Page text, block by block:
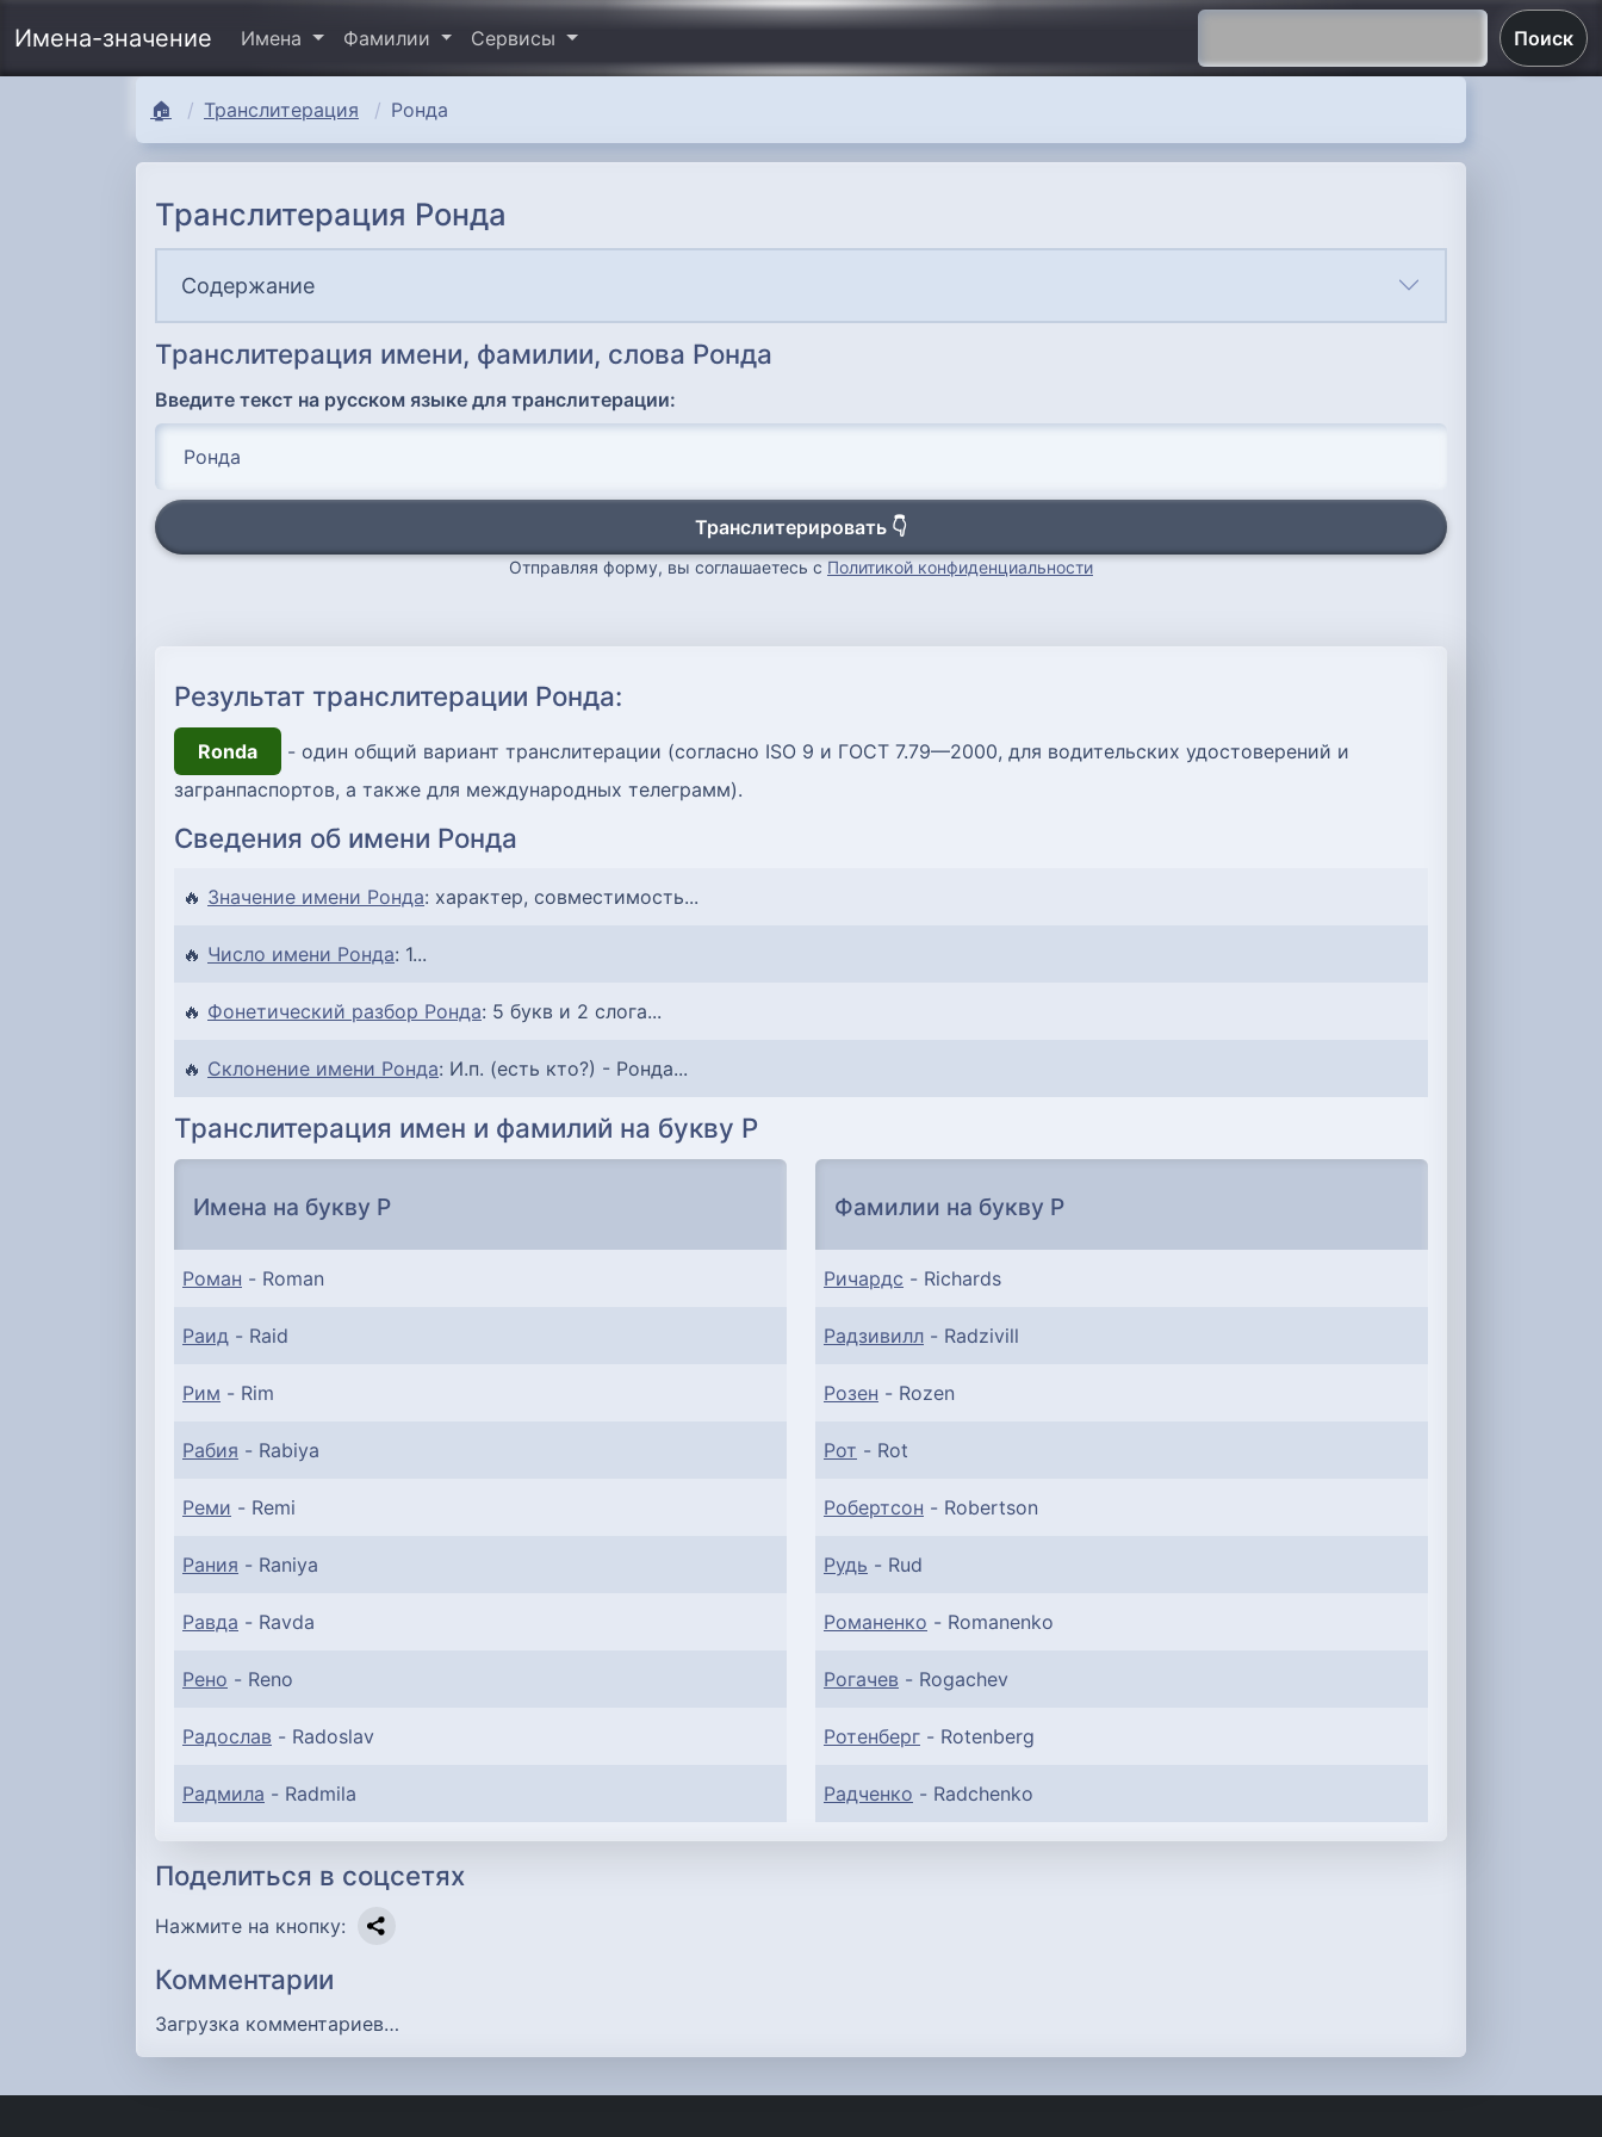
Имена-значение Имена Фамилии Сервисы Поиск
🏠 Транслитерация Ронда
Транслитерация Ронда
Содержание
Транслитерация имени, фамилии, слова Ронда
Введите текст на русском языке для транслитерации:
Транслитерировать 👇
Отправляя форму, вы соглашаетесь с Политикой конфиденциальности
Результат транслитерации Ронда:
Ronda
- один общий вариант транслитерации (согласно ISO 9 и ГОСТ 7.79—2000, для водительских удостоверений и
загранпаспортов, а также для международных телеграмм).
Сведения об имени Ронда
🔥 Значение имени Ронда: характер, совместимость...
🔥 Число имени Ронда: 1...
🔥 Фонетический разбор Ронда: 5 букв и 2 слога...
🔥 Склонение имени Ронда: И.п. (есть кто?) - Ронда...
Транслитерация имен и фамилий на букву Р
Имена на букву Р
Роман - Roman
Раид - Raid
Рим - Rim
Рабия - Rabiya
Реми - Remi
Рания - Raniya
Равда - Ravda
Рено - Reno
Радослав - Radoslav
Радмила - Radmila
Фамилии на букву Р
Ричардс - Richards
Радзивилл - Radzivill
Розен - Rozen
Рот - Rot
Робертсон - Robertson
Рудь - Rud
Романенко - Romanenko
Рогачев - Rogachev
Ротенберг - Rotenberg
Радченко - Radchenko
Поделиться в соцсетях
Нажмите на кнопку:
Комментарии
Загрузка комментариев…